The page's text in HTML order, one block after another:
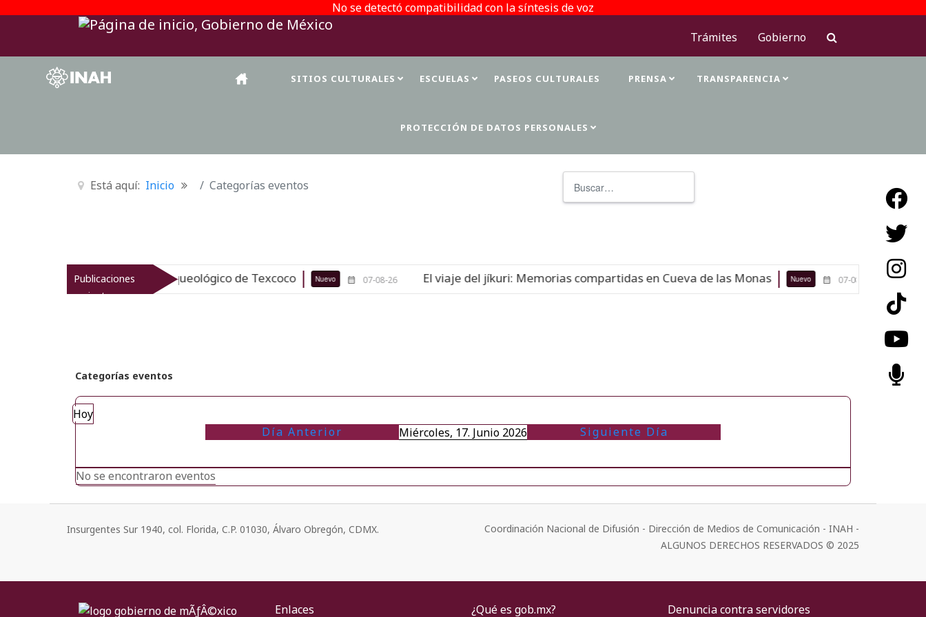
No se detectó compatibilidad con la síntesis de voz
Trámites
Gobierno
SITIOS CULTURALES ESCUELAS PASEOS CULTURALES PRENSA TRANSPARENCIA
PROTECCIÓN DE DATOS PERSONALES
Está aquí: Inicio Categorías eventos
Publicaciones
recientes
revitaliza el patrimonio arqueológico de Texcoco Nuevo 07-08-26 El viaje del jíkuri: Memorias compartidas en Cueva de las Monas Nuevo 07-08-26
Categorías eventos
Hoy
Día Anterior
Miércoles, 17. Junio 2026 Siguiente Día
No se encontraron eventos
Insurgentes Sur 1940, col. Florida, C.P. 01030, Álvaro Obregón, CDMX.
Coordinación Nacional de Difusión - Dirección de Medios de Comunicación - INAH -
ALGUNOS DERECHOS RESERVADOS © 2025
Enlaces ¿Qué es gob.mx?
Denuncia contra servidores